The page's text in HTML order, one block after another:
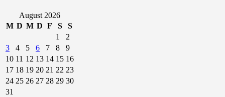
August 2026
M D M D F S
S
1
2
3
4 5 6 7 8
9
10 11 12 13 14 15 16
17 18 19 20 21 22 23
24 25 26 27 28 29 30
31